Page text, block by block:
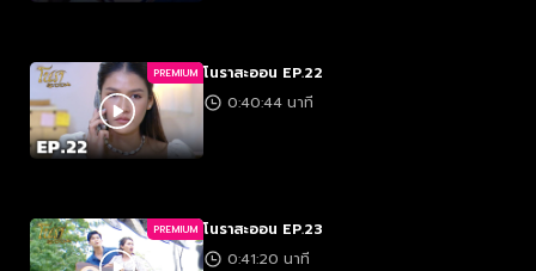
PREMIUM โนราสะออน EP.22
0:40:44 นาที
PREMIUM โนราสะออน EP.23
0:41:20 นาที